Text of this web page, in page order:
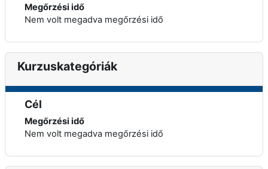
Megőrzési idő
Nem volt megadva megőrzési idő
Kurzuskategóriák
Cél
Megőrzési idő
Nem volt megadva megőrzési idő